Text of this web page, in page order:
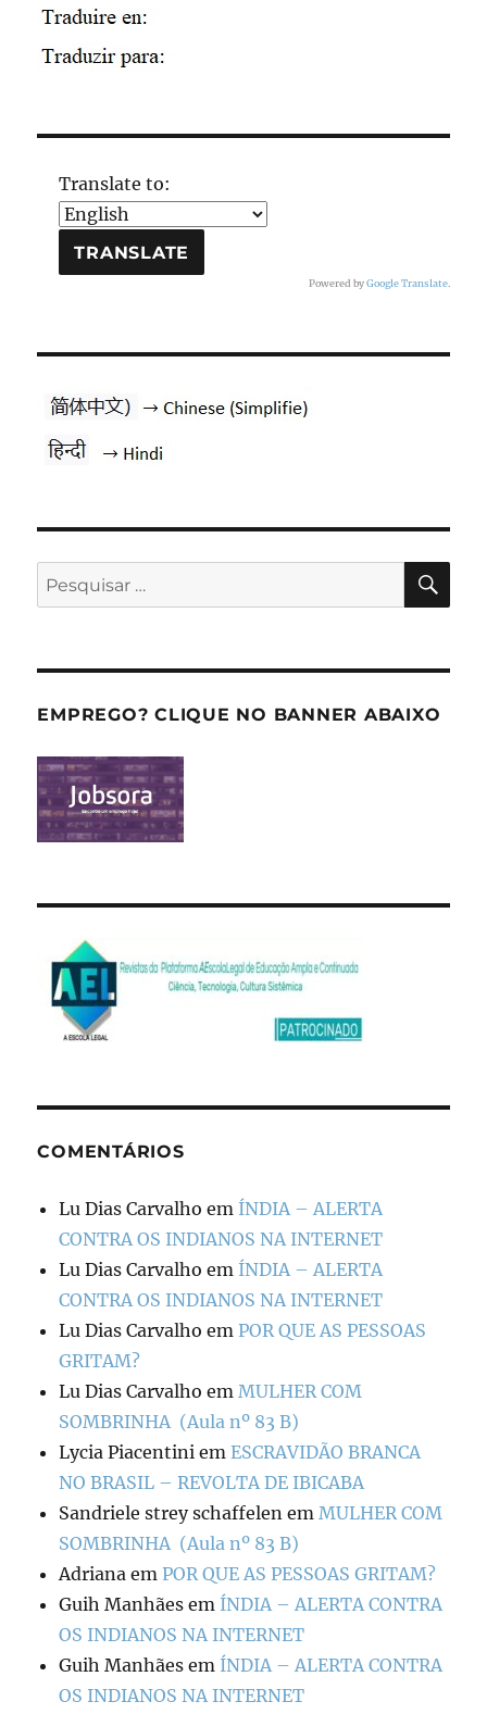
Translate to:
Powered byGoogle Translate.
Pesquisar
por:
EMPREGO? CLIQUE NO BANNER ABAIXO
COMENTÁRIOS
Lu Dias Carvalho em ÍNDIA – ALERTA
CONTRA OS INDIANOS NA INTERNET
Lu Dias Carvalho em ÍNDIA – ALERTA
CONTRA OS INDIANOS NA INTERNET
Lu Dias Carvalho emPOR QUE AS PESSOAS
GRITAM?
Lu Dias Carvalho emMULHER COM
SOMBRINHA (Aula nº 83 B)
Lycia Piacentini emESCRAVIDÃO BRANCA
NO BRASIL – REVOLTA DE IBICABA
Sandriele strey schaffelen emMULHER COM
SOMBRINHA (Aula nº 83 B)
Adriana emPOR QUE AS PESSOAS GRITAM?
Guih Manhães em ÍNDIA – ALERTA CONTRA
OS INDIANOS NA INTERNET
Guih Manhães em ÍNDIA – ALERTA CONTRA
OS INDIANOS NA INTERNET